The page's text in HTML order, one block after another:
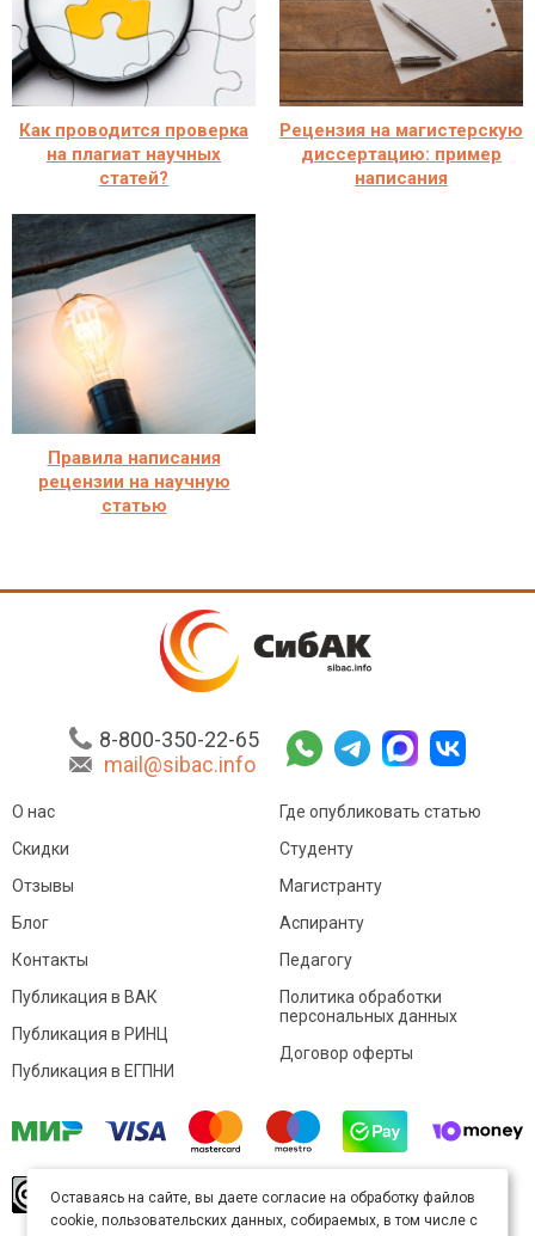
Как проводится проверка
на плагиат научных
статей?
Рецензия на магистерскую
диссертацию: пример
написания
Правила написания
рецензии на научную
статью
8-800-350-22-65
mail@sibac.info
О нас
Скидки
Отзывы
Блог
Контакты
Где опубликовать статью
Студенту
Магистранту
Аспиранту
Педагогу
Публикация в ВАК
Публикация в РИНЦ
Публикация в ЕГПНИ
Политика обработки
персональных данных
Договор оферты
произведение доступно полицензии Creative
Commons «Attribution» («Атрибуция») 4.0
Оставаясь на сайте, вы даете согласие на обработку файлов
cookie, пользовательских данных, собираемых, в том числе с